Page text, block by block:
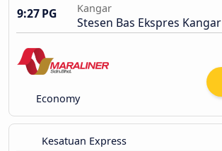
9:27 PG
Kangar
Stesen Bas Ekspres Kangar
Economy
Kesatuan Express